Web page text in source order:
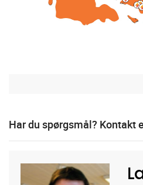
Har du spørgsmål? Kontakt